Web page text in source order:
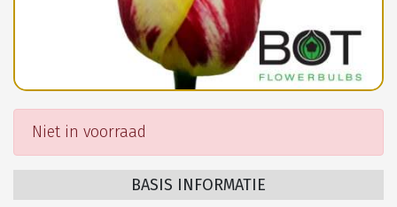
Niet in voorraad
BASIS INFORMATIE